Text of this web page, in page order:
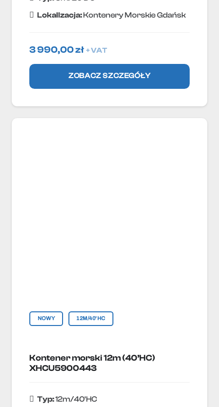
Lokallzacja:Kontenery Morskie Gdańsk
3 990,00zł + VAT
ZOBACZ SZCZEGÓŁY
NOWY 12M/40'HC
Kontener morski 12m (40’HC)
XHCU5900443
Typ:12m/40'HC